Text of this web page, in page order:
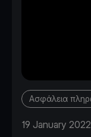
Ασφάλεια
19 January 2022